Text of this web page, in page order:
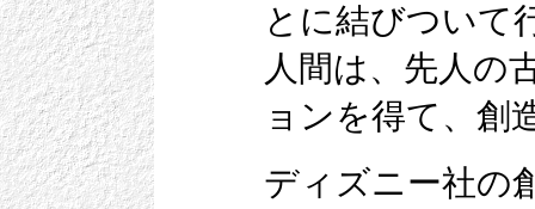
とに結びついて
人間は、先人の
ョンを得て、創
ディズニー社の